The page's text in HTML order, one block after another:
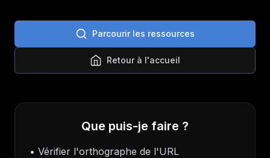
Parcourir les ressources
Retour à l'accueil
Que puis-je faire ?
• Vérifier l'orthographe de l'URL